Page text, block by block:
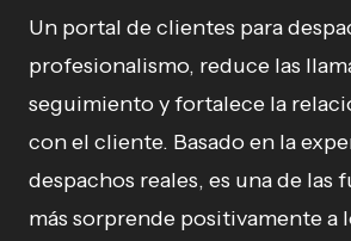
Un portal de clientes para
profesionalismo, reduce las
seguimiento y fortalece la
con el cliente. Basado en la
despachos reales, es una de las
más sorprende positivamente a